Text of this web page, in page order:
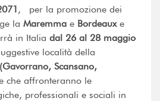
, per la promozione dei
la Maremma e Bordeauxe
in Italia dal 26 al 28 maggio
località della
Scansano,
che affronteranno le
professionali e sociali in